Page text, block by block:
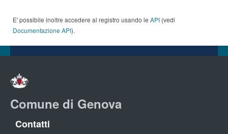
E' possibile inoltre accedere al registro usando le API (vedi
Documentazione API).
Comune di Genova
Contatti